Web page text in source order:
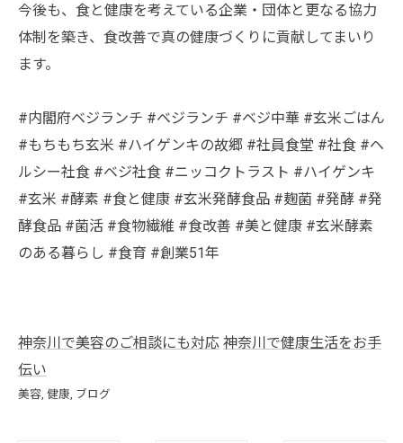
今後も、食と健康を考えている企業・団体と更なる協力
体制を築き、食改善で真の健康づくりに貢献してまいり
ます。
#内閣府ベジランチ #ベジランチ #ベジ中華 #玄米ごはん
#もちもち玄米 #ハイゲンキの故郷 #社員食堂 #社食 #ヘ
ルシー社食 #ベジ社食 #ニッコクトラスト #ハイゲンキ
#玄米 #酵素 #食と健康 #玄米発酵食品 #麹菌 #発酵 #発
酵食品 #菌活 #食物繊維 #食改善 #美と健康 #玄米酵素
のある暮らし #食育 #創業51年
神奈川で美容のご相談にも対応 神奈川で健康生活をお手
伝い
美容 健康 ブログ